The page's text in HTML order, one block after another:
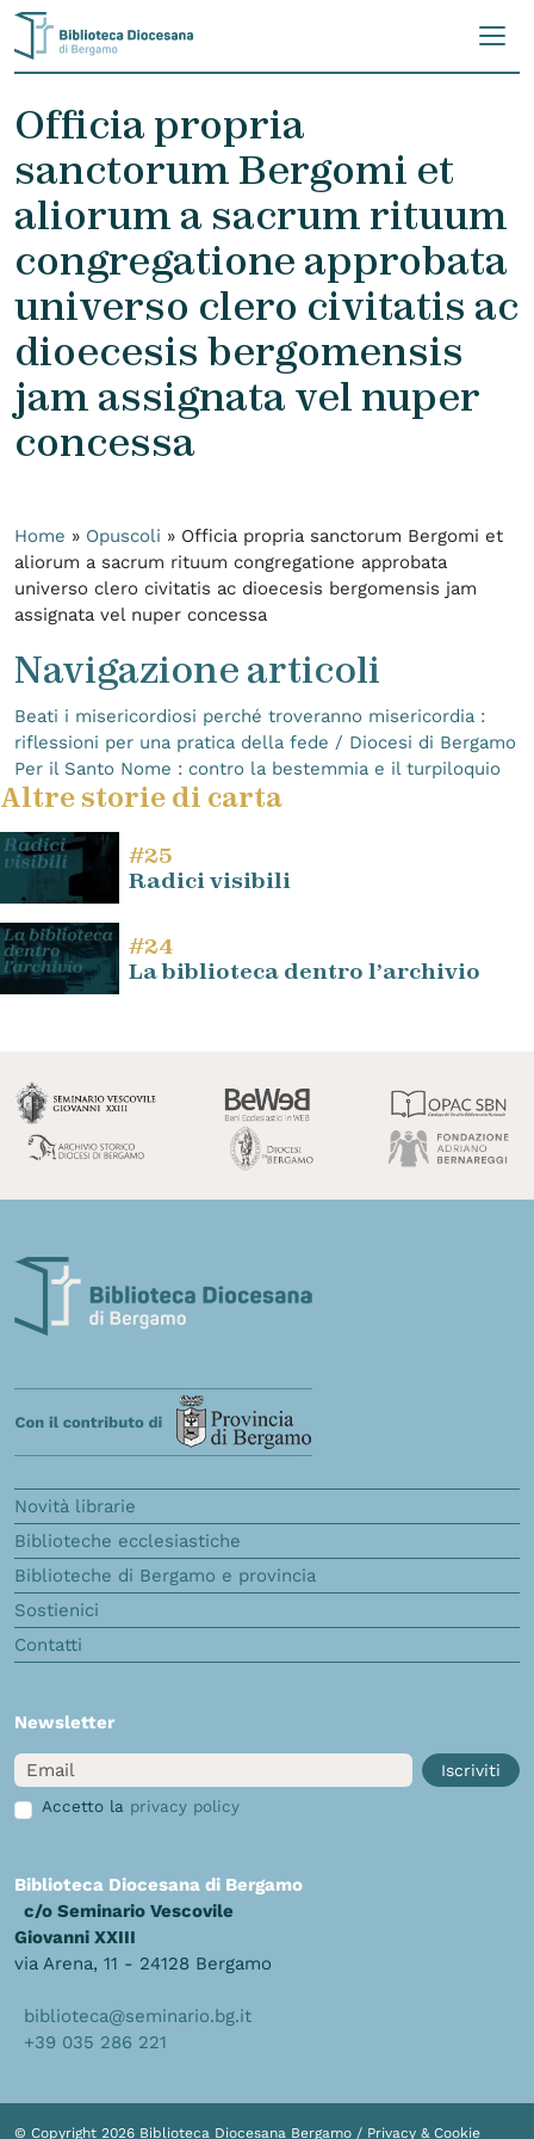
Skip to content
Officia propria
sanctorum Bergomi et
aliorum a sacrum rituum
congregatione approbata
universo clero civitatis ac
dioecesis bergomensis
jam assignata vel nuper
concessa
Home » Opuscoli » Officia propria sanctorum Bergomi et
aliorum a sacrum rituum congregatione approbata
universo clero civitatis ac dioecesis bergomensis jam
assignata vel nuper concessa
Navigazione articoli
Beati i misericordiosi perché troveranno misericordia :
riflessioni per una pratica della fede / Diocesi di Bergamo
Per il Santo Nome : contro la bestemmia e il turpiloquio
Altre storie di carta
#25
Radici visibili
#24
La biblioteca dentro l’archivio
Novità librarie
Biblioteche ecclesiastiche
Biblioteche di Bergamo e provincia
Sostienici
Contatti
Newsletter
Email
Iscriviti
Accetto la privacy policy
Biblioteca Diocesana di Bergamo
c/o Seminario Vescovile
Giovanni XXIII
via Arena, 11 - 24128 Bergamo
biblioteca@seminario.bg.it
+39 035 286 221
© Copyright 2026 Biblioteca Diocesana Bergamo / Privacy & Cookie